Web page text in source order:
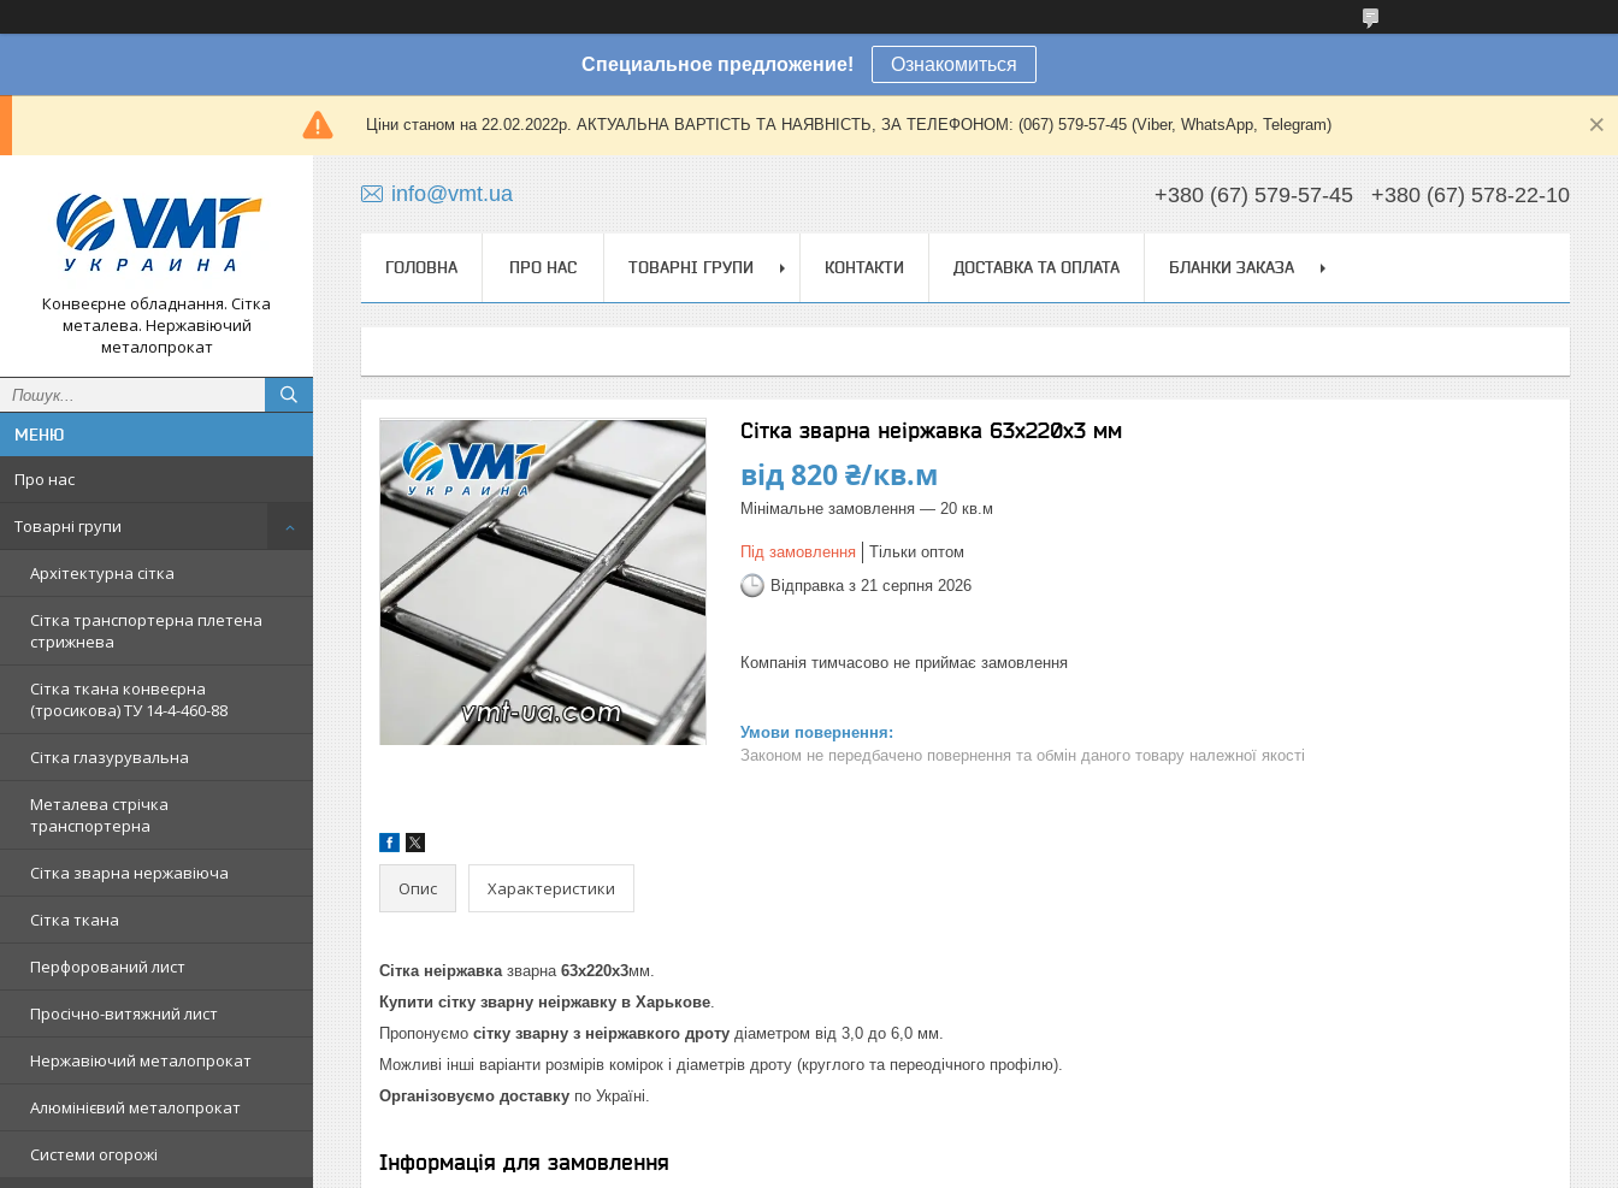
Специальное предложение! Ознакомиться
Ціни станом на 22.02.2022р. АКТУАЛЬНА ВАРТІСТЬ ТА НАЯВНІСТЬ, ЗА ТЕЛЕФОНОМ: (067) 579-57-45 (Viber, WhatsApp, Telegram)
Конвеєрне обладнання. Сітка
металева. Нержавіючий
металопрокат
Про нас
Товарні групи
Архітектурна сітка
Сітка транспортерна плетена
стрижнева
Сітка ткана конвеєрна
(тросикова) ТУ 14-4-460-88
Сітка глазурувальна
Металева стрічка
транспортерна
Сітка зварна нержавіюча
Сітка ткана
Перфорований лист
Просічно-витяжний лист
Нержавіючий металопрокат
Алюмінієвий металопрокат
Системи огорожі
info@vmt.ua +380 (67) 579-57-45 +380 (67) 578-22-10
ГОЛОВНА ПРО НАС ТОВАРНІ ГРУПИ КОНТАКТИ ДОСТАВКА ТА ОПЛАТА БЛАНКИ ЗАКАЗА
Сітка зварна неіржавка 63х220х3 мм
від820 ₴/кв.м
Мінімальне замовлення — 20 кв.м
Під замовлення
Тільки оптом
Відправка з 21 серпня 2026
Компанія тимчасово не приймає замовлення
Законом не передбачено повернення та обмін даного товару належної якості
Опис Характеристики
Сітка неіржавказварна 63х220х3мм.
Купити сітку зварну неіржавку в Харькове.
Пропонуємо сітку зварну з неіржавкого дроту діаметром від 3,0 до 6,0 мм.
Можливі інші варіанти розмірів комірок і діаметрів дроту (круглого та переодічного профілю).
Організовуємо доставку по Україні.
Інформація для замовлення